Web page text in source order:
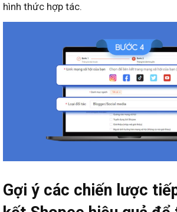
hình thức hợp tác.
Gợi ý các chiến lược